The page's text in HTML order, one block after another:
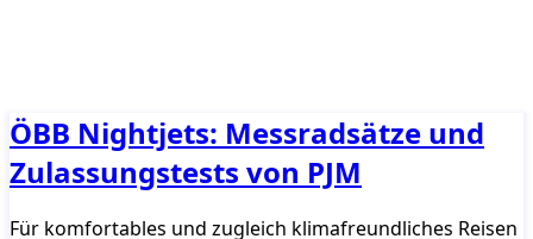
ÖBB Nightjets: Messradsätze und
Zulassungstests von PJM
Für komfortables und zugleich klimafreundliches Reisen